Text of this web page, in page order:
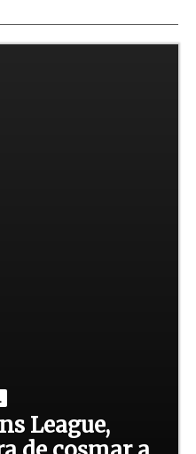
League,